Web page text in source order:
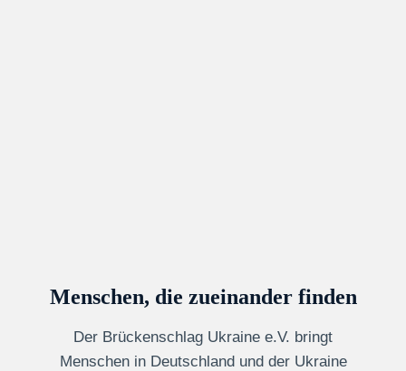
Menschen, die zueinander finden
Der Brückenschlag Ukraine e.V. bringt
Menschen in Deutschland und der Ukraine